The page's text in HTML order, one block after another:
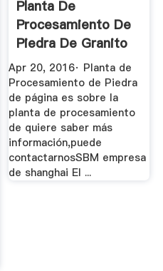
Planta De
Procesamiento De
Piedra De Granito
YouTube
Apr 20, 2016· Planta de
Procesamiento de Piedra
de página es sobre la
planta de procesamiento
de quiere saber más
información,puede
contactarnosSBM empresa
de shanghai El ...